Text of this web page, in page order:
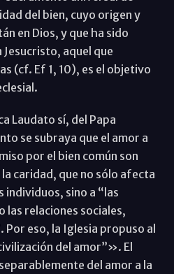
del bien, cuyo origen y
en Dios, y que ha sido
aquel que
(cf. Ef 1, 10), es el objetivo
Laudato sí, del Papa
se subraya que el amor a
por el bien común son
caridad, que no sólo afecta
individuos, sino a “las
las relaciones sociales,
eso, la Iglesia propuso al
del amor”». El
del amor a la